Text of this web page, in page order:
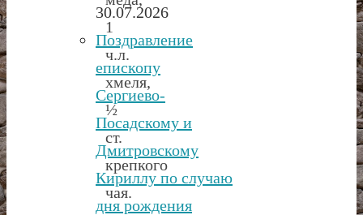
1
ч.л.
хмеля,
½
ст.
крепкого
чая.
30.07.2026
Поздравление
епископу
Сергиево-
Посадскому и
Дмитровскому
Кириллу по случаю
дня рождения